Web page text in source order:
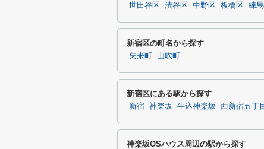
世田谷区 渋谷区 中野区 板橋区 練
新宿区の町名から探す
矢来町 山吹町
新宿区にある駅から探す
新宿 神楽坂 牛込神楽坂 西新宿五丁
神楽坂OSハウス周辺の駅から探す